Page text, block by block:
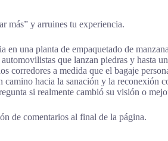
más” y arruines tu experiencia.
una planta de empaquetado de
que lanzan piedras y hasta
corredores a medida que el bagaje
camino hacia la sanación y la reconexión
si realmente cambió su visión o
de comentarios al final de la página.